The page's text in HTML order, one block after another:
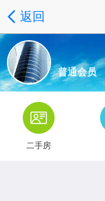
返回
普通会员
二手房